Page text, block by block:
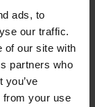
ads, to
our traffic.
of our site with
partners who
you’ve
from your use